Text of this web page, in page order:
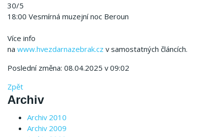
30/5
18:00 Vesmírná muzejní noc Beroun
Více info
na www.hvezdarnazebrak.cz v samostatných článcích.
Poslední změna: 08.04.2025 v 09:02
Zpět
Archiv
Archiv 2010
Archiv 2009